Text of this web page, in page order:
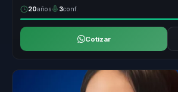
20años 3conf.
Cotizar